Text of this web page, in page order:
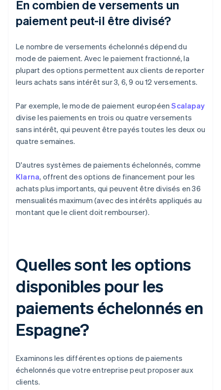
En combien de versements un
paiement peut-il être divisé?
Le nombre de versements échelonnés dépend du
mode de paiement. Avec le paiement fractionné, la
plupart des options permettent aux clients de reporter
leurs achats sans intérêt sur 3, 6, 9 ou 12 versements.
Par exemple, le mode de paiement européenScalapay
divise les paiements en trois ou quatre versements
sans intérêt, qui peuvent être payés toutes les deux ou
quatre semaines.
D'autres systèmes de paiements échelonnés, comme
Klarna, offrent des options de financement pour les
achats plus importants, qui peuvent être divisés en 36
mensualités maximum (avec des intérêts appliqués au
montant que le client doit rembourser).
Quelles sont les options
disponibles pour les
paiements échelonnés en
Espagne?
Examinons les différentes options de paiements
échelonnés que votre entreprise peut proposer aux
clients.